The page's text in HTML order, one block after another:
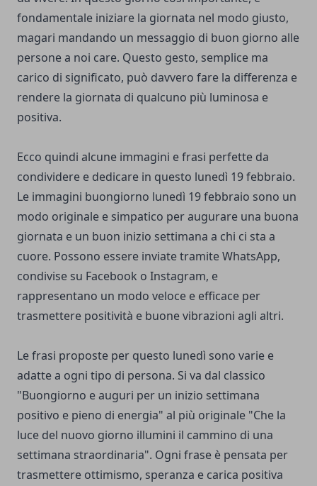
fondamentale iniziare la giornata nel modo giusto,
magari mandando un messaggio di buon giorno alle
persone a noi care. Questo gesto, semplice ma
carico di significato, può davvero fare la differenza e
rendere la giornata di qualcuno più luminosa e
positiva.
Ecco quindi alcune immagini e frasi perfette da
condividere e dedicare in questo lunedì 19 febbraio.
Le immagini buongiorno lunedì 19 febbraio sono un
modo originale e simpatico per augurare una buona
giornata e un buon inizio settimana a chi ci sta a
cuore. Possono essere inviate tramite WhatsApp,
condivise su Facebook o Instagram, e
rappresentano un modo veloce e efficace per
trasmettere positività e buone vibrazioni agli altri.
Le frasi proposte per questo lunedì sono varie e
adatte a ogni tipo di persona. Si va dal classico
"Buongiorno e auguri per un inizio settimana
positivo e pieno di energia" al più originale "Che la
luce del nuovo giorno illumini il cammino di una
settimana straordinaria". Ogni frase è pensata per
trasmettere ottimismo, speranza e carica positiva